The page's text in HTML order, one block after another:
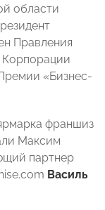
области
Правления
«Бизнес-
франшиз
Максим
партнер
Василь